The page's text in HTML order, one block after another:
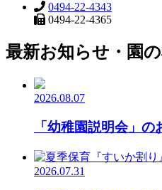
0494-22-4343
0494-22-4365
最新お知らせ・園
2026.08.07
「幼稚園説明会」の
2026.07.31